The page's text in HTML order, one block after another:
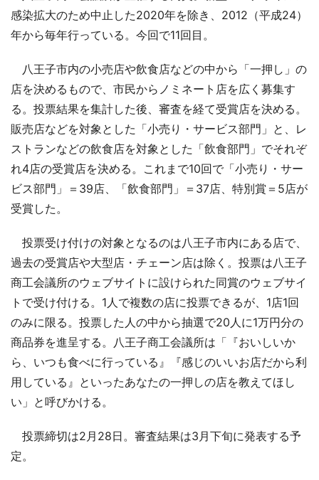
感染拡大のため中止した2020年を除き、2012（平成24）
年から毎年行っている。今回で11回目。
八王子市内の小売店や飲食店などの中から「一押し」の
店を決めるもので、市民からノミネート店を広く募集す
る。投票結果を集計した後、審査を経て受賞店を決める。
販売店などを対象とした「小売り・サービス部門」と、レ
ストランなどの飲食店を対象とした「飲食部門」でそれぞ
れ4店の受賞店を決める。これまで10回で「小売り・サー
ビス部門」＝39店、「飲食部門」＝37店、特別賞＝5店が
受賞した。
投票受け付けの対象となるのは八王子市内にある店で、
過去の受賞店や大型店・チェーン店は除く。投票は八王子
商工会議所のウェブサイトに設けられた同賞のウェブサイ
トで受け付ける。1人で複数の店に投票できるが、1店1回
のみに限る。投票した人の中から抽選で20人に1万円分の
商品券を進呈する。八王子商工会議所は「『おいしいか
ら、いつも食べに行っている』『感じのいいお店だから利
用している』といったあなたの一押しの店を教えてほし
い」と呼びかける。
投票締切は2月28日。審査結果は3月下旬に発表する予
定。